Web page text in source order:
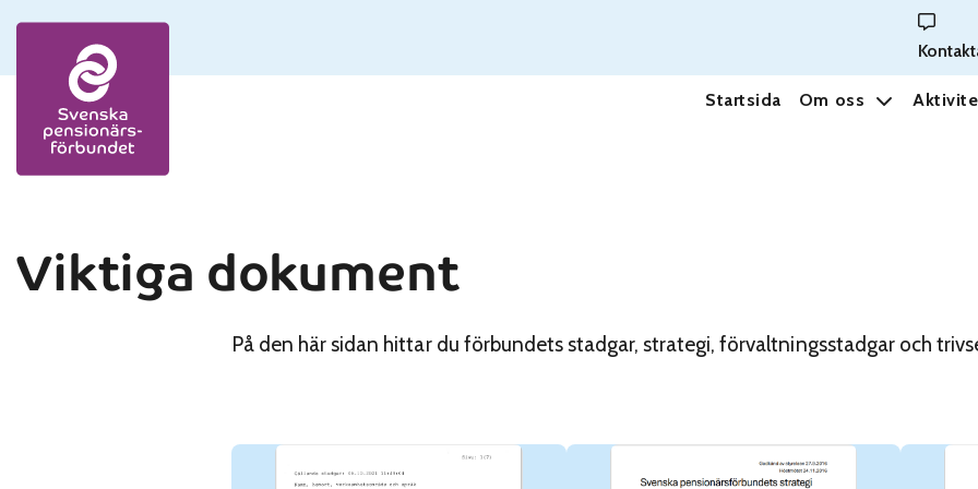
Skip to content
Startsida Om oss
Viktiga dokument
På den här sidan hittar du förbundets stadgar, strategi, förvaltningsstadgar och